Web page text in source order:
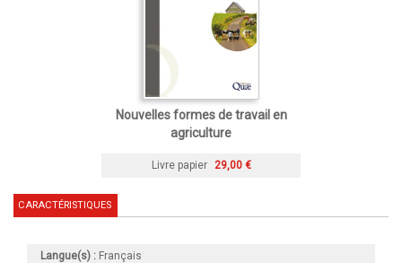
Nouvelles formes de travail en
agriculture
Livre papier 29,00 €
CARACTÉRISTIQUES
Langue(s) : Français